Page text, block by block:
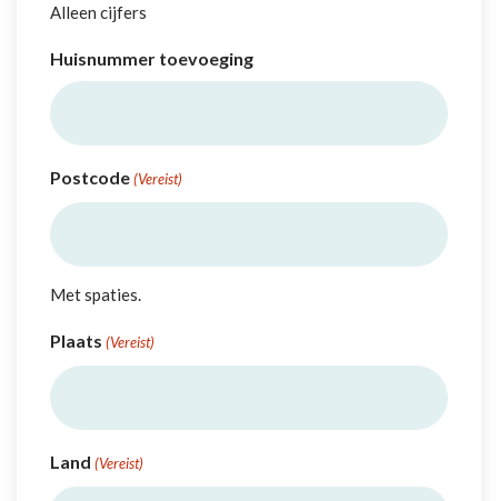
Alleen cijfers
Huisnummer toevoeging
Postcode (Vereist)
Met spaties.
Plaats (Vereist)
Land (Vereist)